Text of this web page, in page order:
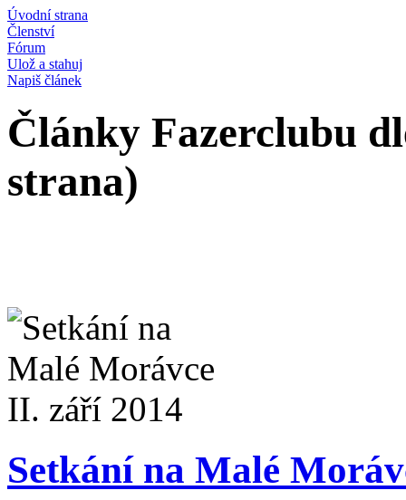
Úvodní strana
Členství
Fórum
Ulož a stahuj
Napiš článek
Články Fazerclubu
strana)
Setkání na Malé